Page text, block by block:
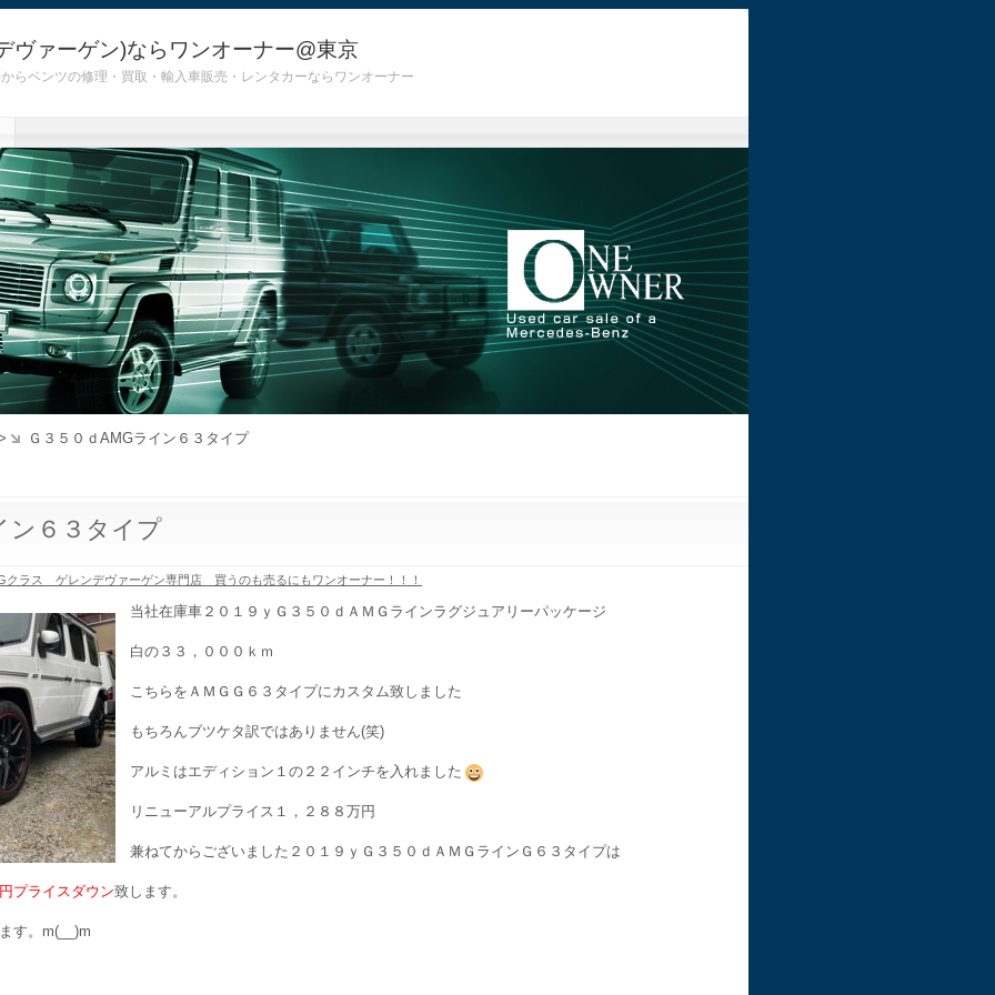
ヴァーゲン)ならワンオーナー@東京
ベンツの修理・買取・輸入車販売・レンタカーならワンオーナー
Ｇ３５０ｄAMGライン６３タイプ
ン６３タイプ
クラス ゲレンデヴァーゲン専門店 買うのも売るにもワンオーナー！！！
当社在庫車２０１９ｙＧ３５０ｄＡＭＧラインラグジュアリーパッケージ
白の３３，０００ｋｍ
こちらをＡＭＧＧ６３タイプにカスタム致しました
もちろんブツケタ訳ではありません(笑)
アルミはエディション１の２２インチを入れました
リニューアルプライス１，２８８万円
兼ねてからございました２０１９ｙＧ３５０ｄＡＭＧラインＧ６３タイプは
プライスダウン致します。
す。m(__)m